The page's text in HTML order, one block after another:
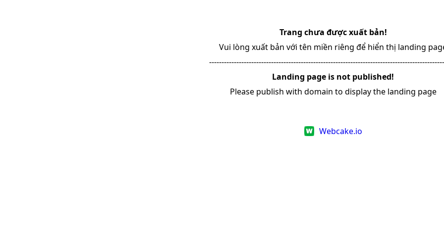
Trang chưa được xuất bản!
Vui lòng xuất bản với tên miền riêng để hiển thị landing
Landing page is not published!
Please publish with domain to display the landing page
Webcake.io